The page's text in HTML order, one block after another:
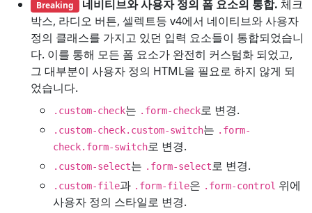
Breaking 네비티브와 사용자 정의 폼 요소의 통합. 체크
박스, 라디오 버튼, 셀렉트등 v4에서 네이티브와 사용자
정의 클래스를 가지고 있던 입력 요소들이 통합되었습니
다. 이를 통해 모든 폼 요소가 완전히 커스텀화 되었고,
그 대부분이 사용자 정의 HTML을 필요로 하지 않게 되
었습니다.
.custom-check는 .form-check로 변경.
.custom-check.custom-switch는 .form-
check.form-switch로 변경.
.custom-select는 .form-select로 변경.
.custom-file과 .form-file은 .form-control 위에
사용자 정의 스타일로 변경.